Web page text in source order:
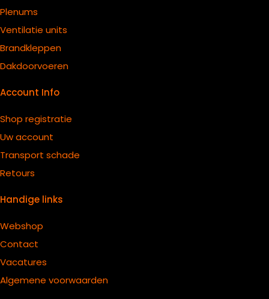
Plenums
Ventilatie units
Brandkleppen
Dakdoorvoeren
Account Info
Shop registratie
Uw account
Transport schade
Retours
Handige links
Webshop
Contact
Vacatures
Algemene voorwaarden